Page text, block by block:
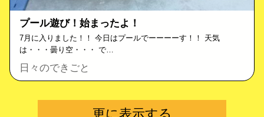
プール遊び！始まったよ！
7月に入りました！！ 今日はプールでーーーーす！！ 天気
は・・・曇り空・・・ で…
日々のできごと
更に表示する